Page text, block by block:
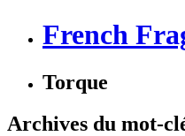
French
Torque
Archives du mot-